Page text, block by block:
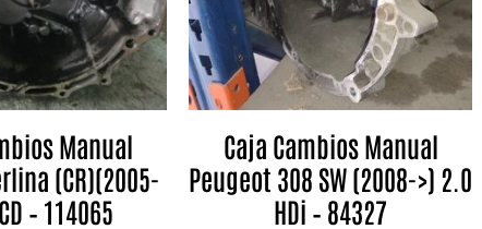
Manual
(CR)(2005-
– 114065
Caja Cambios Manual
Peugeot 308 SW (2008->) 2.0
HDi – 84327